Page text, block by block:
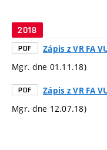
2018
PDF Zápis z VR FA
Mgr. dne 01.11.18)
PDF Zápis z VR FA
Mgr. dne 12.07.18)